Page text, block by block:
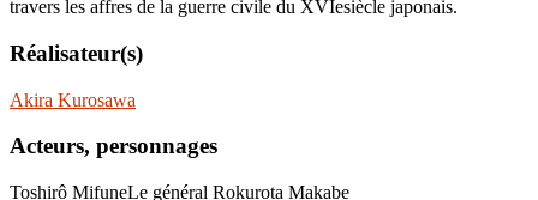
travers les affres de la guerre civile du XVIesiècle japonais.
Réalisateur(s)
Akira Kurosawa
Acteurs, personnages
Toshirô MifuneLe général Rokurota Makabe